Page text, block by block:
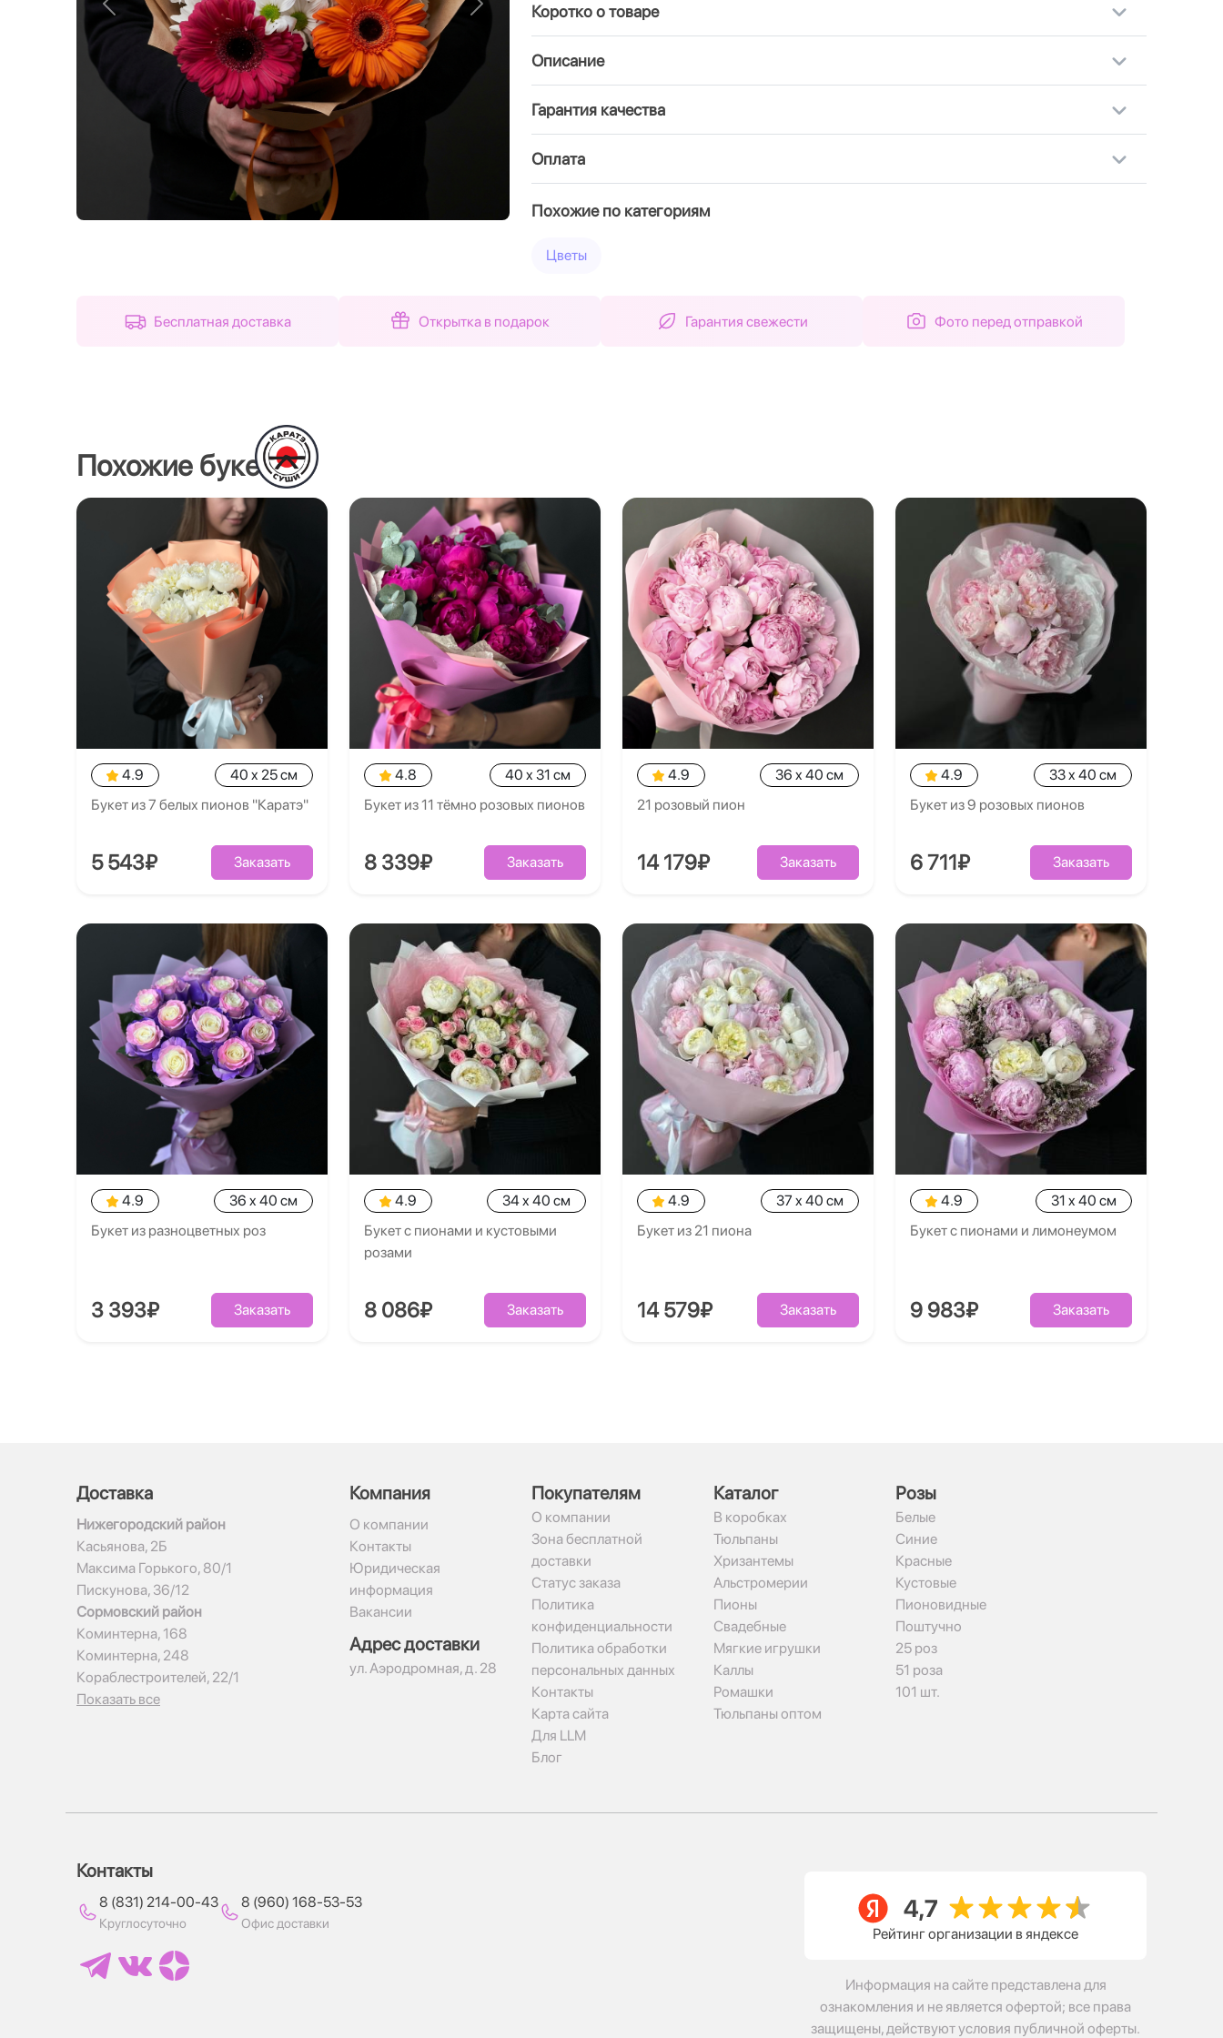
Назад Вперед Коротко о товаре
Описание
Гарантия качества
Оплата
Похожие по категориям
Цветы
Бесплатная доставка Открытка в подарок Гарантия свежести Фото перед отправкой
Похожие букеты
4.9
40 x 25 см
Букет из 7 белых пионов "Каратэ"
5 543₽ Заказать
4.8
40 x 31 см
Букет из 11 тёмно розовых пионов
8 339₽ Заказать
4.9
36 x 40 см
21 розовый пион
14 179₽ Заказать
4.9
33 x 40 см
Букет из 9 розовых пионов
6 711₽ Заказать
4.9
36 x 40 см
Букет из разноцветных роз
3 393₽ Заказать
4.9
34 x 40 см
Букет с пионами и кустовыми
розами
8 086₽ Заказать
4.9
37 x 40 см
Букет из 21 пиона
14 579₽ Заказать
4.9
31 x 40 см
Букет с пионами и лимонеумом
9 983₽ Заказать
Доставка
Нижегородский район
Касьянова, 2Б
Максима Горького, 80/1
Пискунова, 36/12
Сормовский район
Коминтерна, 168
Коминтерна, 248
Кораблестроителей, 22/1
Показать все
Компания
О компании
Контакты
Юридическая
информация
Вакансии
Адрес доставки
ул. Аэродромная, д. 28
Покупателям
О компании
Зона бесплатной
доставки
Статус заказа
Политика
конфиденциальности
Политика обработки
персональных данных
Контакты
Карта сайта
Для LLM
Блог
Каталог
В коробках
Тюльпаны
Хризантемы
Альстромерии
Пионы
Свадебные
Мягкие игрушки
Каллы
Ромашки
Тюльпаны оптом
Рoзы
Белые
Синие
Красные
Кустовые
Пионовидные
Поштучно
25 роз
51 роза
101 шт.
Контакты
8 (831) 214-00-43
Круглосуточно
8 (960) 168-53-53
Офис доставки
Рейтинг организации в яндексе
Информация на сайте представлена для
ознакомления и не является офертой; все права
защищены, действуют условия публичной оферты.